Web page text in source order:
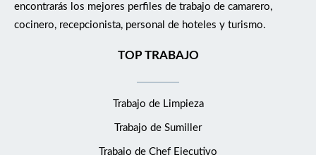
encontrarás los mejores perfiles de trabajo de camarero,
cocinero, recepcionista, personal de hoteles y turismo.
TOP TRABAJO
Trabajo de Limpieza
Trabajo de Sumiller
Trabajo de Chef Ejecutivo